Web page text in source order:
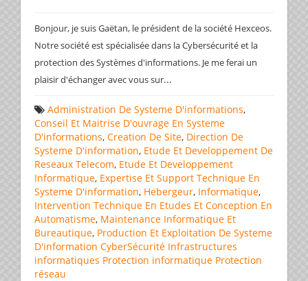
Bonjour, je suis Gaëtan, le président de la société Hexceos.
Notre société est spécialisée dans la Cybersécurité et la
protection des Systèmes d'informations. Je me ferai un
plaisir d'échanger avec vous sur...
Administration De Systeme D'informations,
Conseil Et Maitrise D'ouvrage En Systeme
D'informations, Creation De Site, Direction De
Systeme D'information, Etude Et Developpement De
Reseaux Telecom, Etude Et Developpement
Informatique, Expertise Et Support Technique En
Systeme D'information, Hebergeur, Informatique,
Intervention Technique En Etudes Et Conception En
Automatisme, Maintenance Informatique Et
Bureautique, Production Et Exploitation De Systeme
D'information CyberSécurité Infrastructures
informatiques Protection informatique Protection
réseau